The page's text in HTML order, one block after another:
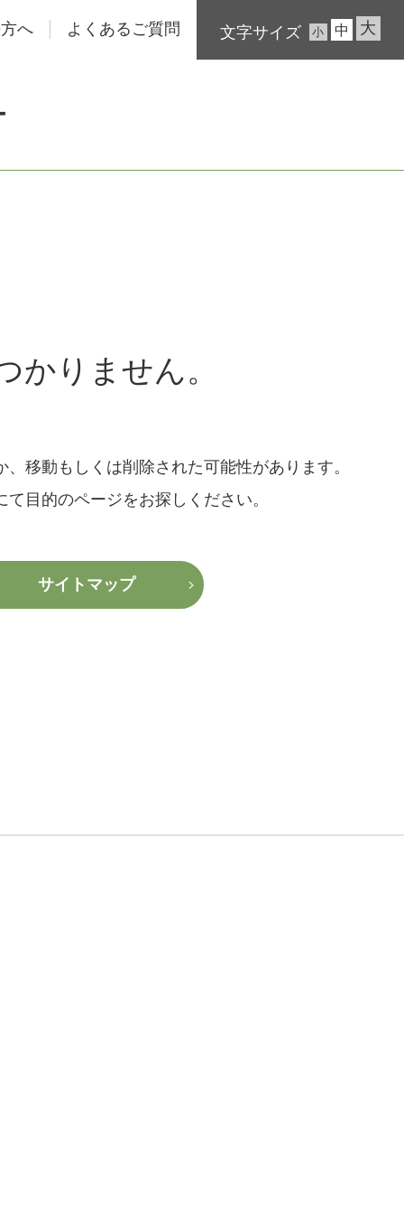
へ よくあるご質問 文字サイズ 小 中 大
かりません。
移動もしくは削除された可能性があります。
て目的のページをお探しください。
サイトマップ